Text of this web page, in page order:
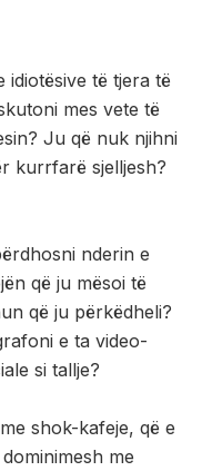
të tjera të
mes vete të
Ju që nuk njihni
kurrfarë sjelljesh?
nderin e
që ju mësoi të
që ju përkëdheli?
e ta video-
si tallje?
shok-kafeje, që e
me